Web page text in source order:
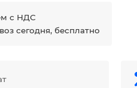
с НДС
сегодня, бесплатно